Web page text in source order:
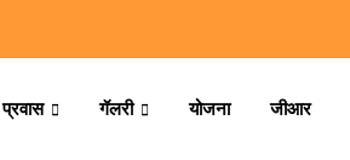
प्रवास गॅलरी योजना जीआर